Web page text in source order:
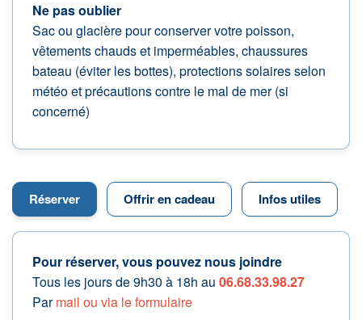
Ne pas oublier
Sac ou glacière pour conserver votre poisson,
vêtements chauds et imperméables, chaussures
bateau (éviter les bottes), protections solaires selon
météo et précautions contre le mal de mer (si
concerné)
Réserver Offrir en cadeau Infos utiles
Pour réserver, vous pouvez nous joindre
Tous les jours de 9h30 à 18h au 06.68.33.98.27
Parmail ou via le formulaire